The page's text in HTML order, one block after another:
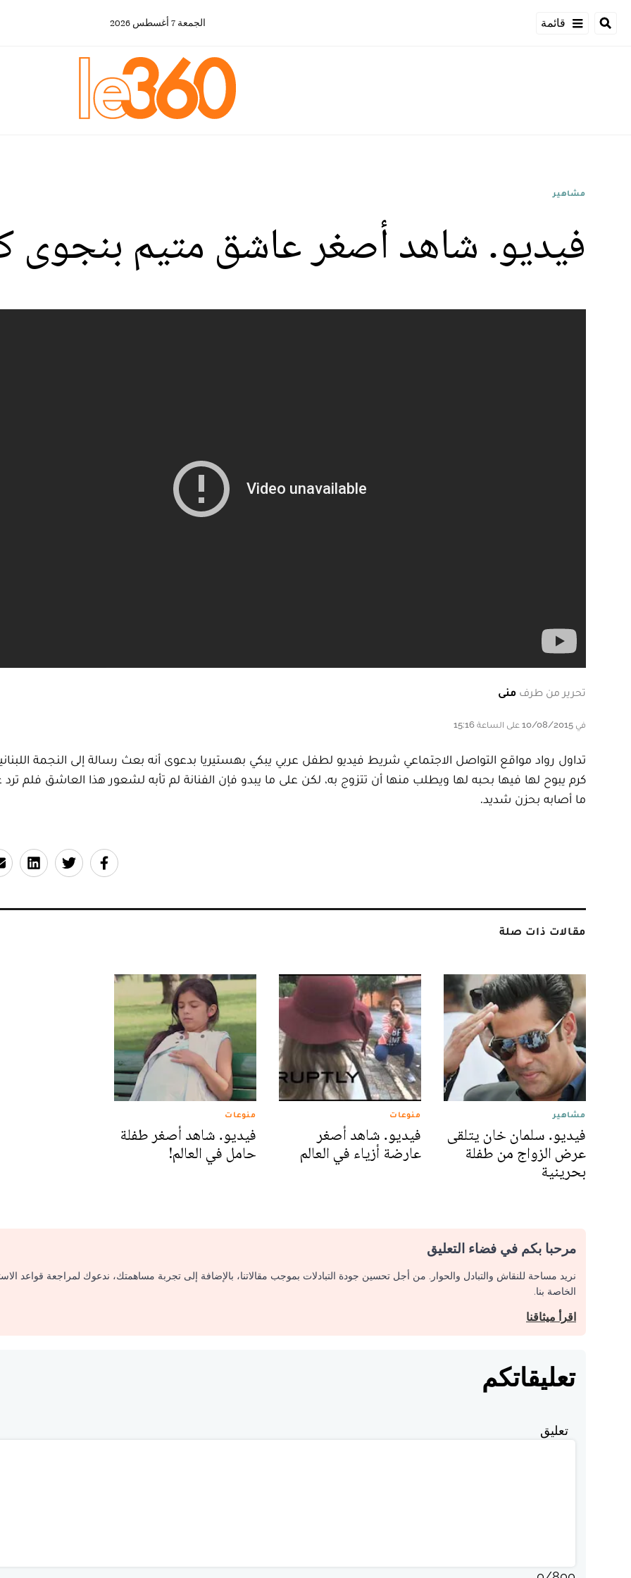
قائمة الجمعة 7 أغسطس 2026
مشاهير
فيديو. شاهد أصغر عاشق متيم بنجوى
تحرير من طرف منى
في 10/08/2015 على الساعة 15:16
تداول رواد مواقع التواصل الاجتماعي شريط فيديو لطفل عربي يبكي بهستيريا بدعوى أنه بعث رسالة إلى النجمة
كرم يبوح لها فيها بحبه لها ويطلب منها أن تتزوج به، لكن على ما يبدو فإن الفنانة لم تأبه لشعور هذا العاشق فلم ترد
ما أصابه بحزن شديد.
مقالات ذات صلة
مشاهير
فيديو. سلمان خان يتلقى
عرض الزواج من طفلة
بحرينية
منوعات
فيديو. شاهد أصغر
عارضة أزياء في العالم
منوعات
فيديو. شاهد أصغر طفلة
حامل في العالم!
مرحبا بكم في فضاء التعليق
نريد مساحة للنقاش والتبادل والحوار. من أجل تحسين جودة التبادلات بموجب مقالاتنا، بالإضافة إلى تجربة مساهمتك، ندعوك لمراجعة قواعد
الخاصة بنا.
اقرأ ميثاقنا
تعليقاتكم
تعليق